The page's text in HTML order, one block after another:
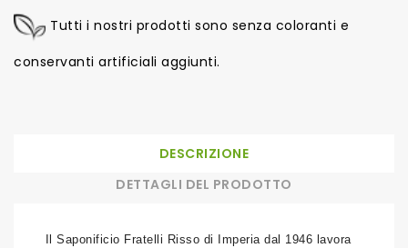
Tutti i nostri prodotti sono senza coloranti e
conservanti artificiali aggiunti.
DESCRIZIONE
DETTAGLI DEL PRODOTTO
Il Saponificio Fratelli Risso di Imperia dal 1946 lavora